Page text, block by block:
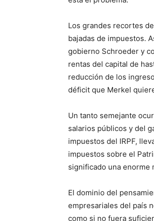
Los grandes recortes
bajadas de impuestos.
gobierno Schroeder y
rentas del capital de
reducción de los
déficit que Merkel
Un tanto semejante
salarios públicos y del
impuestos del IRPF,
impuestos sobre el
significado una enorme
El dominio del
empresariales del país
como si no fuera